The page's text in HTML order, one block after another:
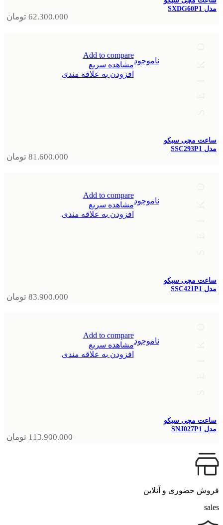
مدل SXDG60P1
62.300.000 تومان
ناموجود
Add to compare
مشاهده سریع
افزودن به علاقه مندی
ساعت مچی سیکو
مدل SSC293P1
81.600.000 تومان
ناموجود
Add to compare
مشاهده سریع
افزودن به علاقه مندی
ساعت مچی سیکو
مدل SSC421P1
83.900.000 تومان
ناموجود
Add to compare
مشاهده سریع
افزودن به علاقه مندی
ساعت مچی سیکو
مدل SNJ027P1
113.900.000 تومان
فروش حضوری و آنلاین
sales